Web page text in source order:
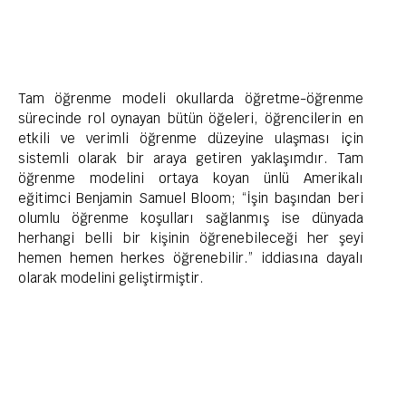
Tam öğrenme modeli okullarda öğretme-öğrenme
sürecinde rol oynayan bütün öğeleri, öğrencilerin en
etkili ve verimli öğrenme düzeyine ulaşması için
sistemli olarak bir araya getiren yaklaşımdır. Tam
öğrenme modelini ortaya koyan ünlü Amerikalı
eğitimci Benjamin Samuel Bloom; “İşin başından beri
olumlu öğrenme koşulları sağlanmış ise dünyada
herhangi belli bir kişinin öğrenebileceği her şeyi
hemen hemen herkes öğrenebilir.” iddiasına dayalı
olarak modelini geliştirmiştir.